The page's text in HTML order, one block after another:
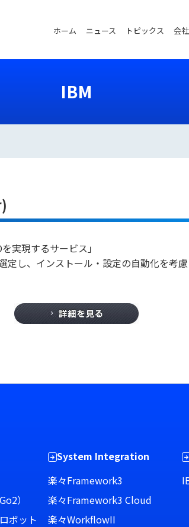
ホーム ニュース トピックス 会
IBM
実現するサービス」
し、インストール・設定の自動化を考
）
ボット
System Integration
楽々Framework3
楽々Framework3 Cloud
楽々WorkflowII